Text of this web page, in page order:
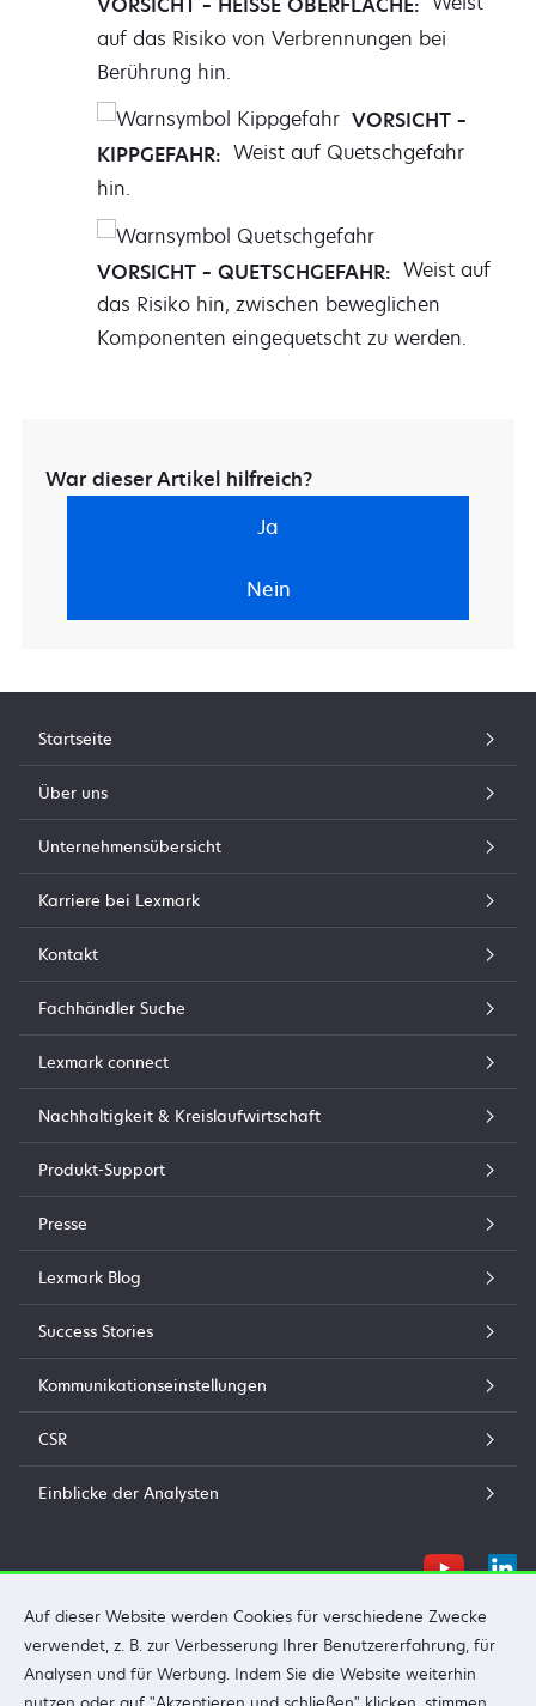
auf das Risiko von Verbrennungen bei
Berührung hin.
VORSICHT –
KIPPGEFAHR: Weist auf Quetschgefahr
hin.
VORSICHT – QUETSCHGEFAHR: Weist auf
das Risiko hin, zwischen beweglichen
Komponenten eingequetscht zu werden.
War dieser Artikel hilfreich?
Ja
Nein
Startseite
Über uns
Unternehmensübersicht
Karriere bei Lexmark
Kontakt
Fachhändler Suche
Lexmark connect
Nachhaltigkeit & Kreislaufwirtschaft
Produkt-Support
Presse
Lexmark Blog
Success Stories
Kommunikationseinstellungen
CSR
Einblicke der Analysten
Lexmark Handelsgesellschaft m.b.H.
©2025 Alle Rechte vorbehalten.
Auf dieser Website werden Cookies für verschiedene Zwecke
verwendet, z. B. zur Verbesserung Ihrer Benutzererfahrung, für
Analysen und für Werbung. Indem Sie die Website weiterhin